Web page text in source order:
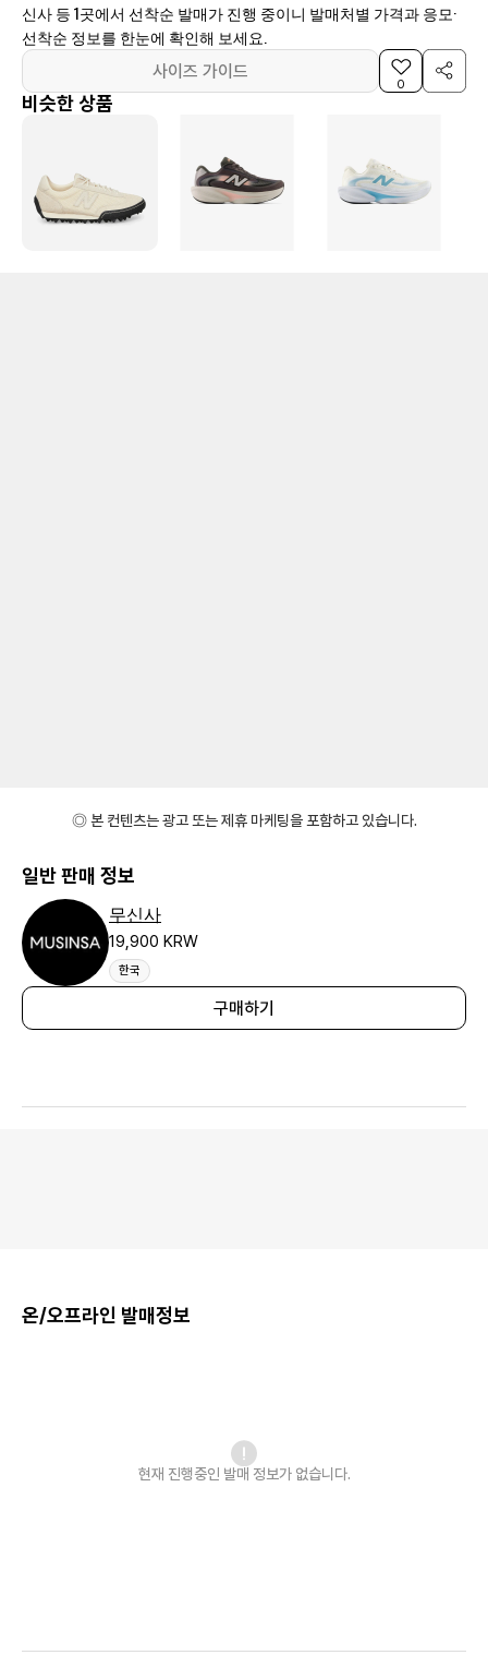
신사 등 1곳에서 선착순 발매가 진행 중이니 발매처별 가격과 응모·
선착순 정보를 한눈에 확인해 보세요.
사이즈 가이드
0
비슷한 상품
◎ 본 컨텐츠는 광고 또는 제휴 마케팅을 포함하고 있습니다.
일반 판매 정보
무신사
19,900 KRW
한국
구매하기
온/오프라인 발매정보
현재 진행중인 발매 정보가 없습니다.